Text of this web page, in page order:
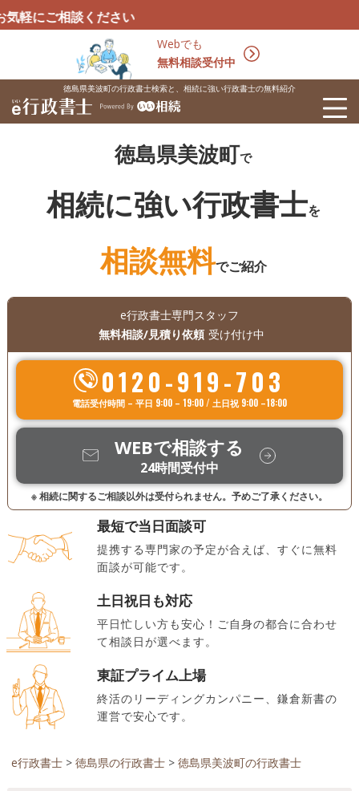
Webでも
無料相談受付中
ください
徳島県美波町の行政書士検索と、相続に強い行政書士の無料紹介
徳島県美波町で
相続に強い行政書士を
相談無料でご紹介
e行政書士専門スタッフ
無料相談/見積り依頼 受け付け中
0120-919-703
電話受付時間 – 平日 9:00 – 19:00 / 土日祝 9:00 –18:00
WEBで相談する
24時間受付中
※ 相続に関するご相談以外は受付られません。予めご了承ください。
最短で当日面談可
提携する専門家の予定が合えば、すぐに無料
面談が可能です。
土日祝日も対応
平日忙しい方も安心！ご自身の都合に合わせ
て相談日が選べます。
東証プライム上場
終活のリーディングカンパニー、鎌倉新書の
運営で安心です。
e行政書士> 徳島県の行政書士> 徳島県美波町の行政書士